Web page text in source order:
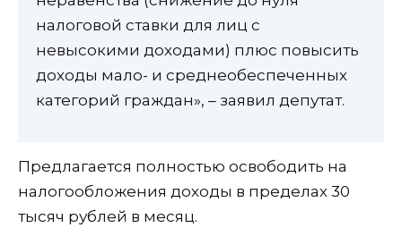
налоговой ставки для лиц с
невысокими доходами) плюс повысить
доходы мало- и среднеобеспеченных
категорий граждан», – заявил депутат.
Предлагается полностью освободить на
налогообложения доходы в пределах 30
тысяч рублей в месяц.